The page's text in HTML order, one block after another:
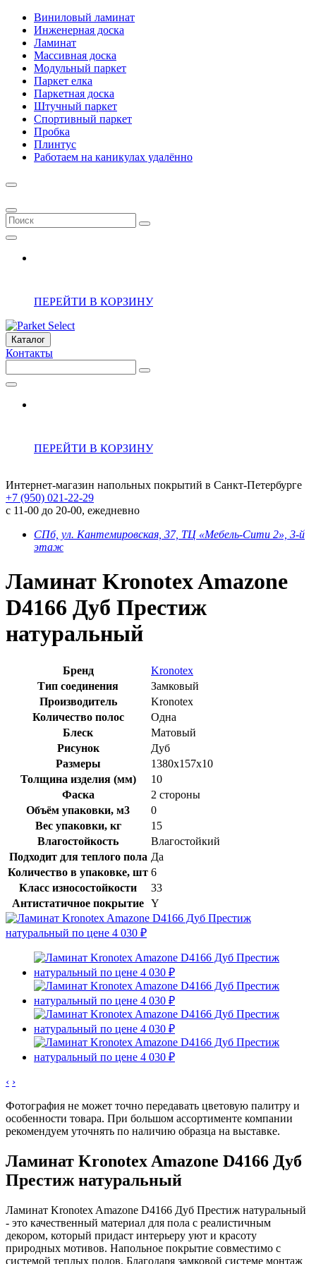
Виниловый ламинат
Инженерная доска
Ламинат
Массивная доска
Модульный паркет
Паркет елка
Паркетная доска
Штучный паркет
Спортивный паркет
Пробка
Плинтус
Работаем на каникулах удалённо
ПЕРЕЙТИ В КОРЗИНУ
Каталог
Контакты
ПЕРЕЙТИ В КОРЗИНУ
Интернет-магазин напольных покрытий в Санкт-Петербурге
+7 (950) 021-22-29
с 11-00 до 20-00, ежедневно
СПб, ул. Кантемировская, 37, ТЦ «Мебель-Сити 2», 3-й
этаж
Ламинат Kronotex Amazone
D4166 Дуб Престиж
натуральный
Бренд
Kronotex
Тип соединения
Замковый
Производитель
Kronotex
Количество полос
Одна
Блеск
Матовый
Рисунок
Дуб
Размеры
1380x157x10
Толщина изделия (мм)
10
Фаска
2 стороны
Объём упаковки, м3
0
Вес упаковки, кг
15
Влагостойкость
Влагостойкий
Подходит для теплого пола Да
Количество в упаковке, шт 6
Класс износостойкости
33
Антистатичное покрытие Y
‹ ›
Фотография не может точно передавать цветовую палитру и
особенности товара. При большом ассортименте компании
рекомендуем уточнять по наличию образца на выставке.
Ламинат Kronotex Amazone D4166 Дуб
Престиж натуральный
Ламинат Kronotex Amazone D4166 Дуб Престиж натуральный
- это качественный материал для пола с реалистичным
декором, который придаст интерьеру уют и красоту
природных мотивов. Напольное покрытие совместимо с
системой теплых полов. Благодаря замковой системе монтаж